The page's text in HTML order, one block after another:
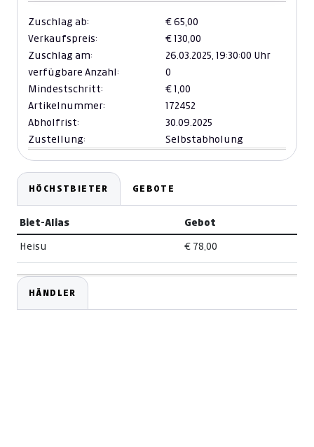
Zuschlag ab:
€ 65,00
Verkaufspreis:
€ 130,00
Zuschlag am:
26.03.2025, 19:30:00 Uhr
verfügbare Anzahl:
0
Mindestschritt:
€ 1,00
Artikelnummer:
172452
Abholfrist:
30.09.2025
Zustellung:
Selbstabholung
HÖCHSTBIETER GEBOTE
Biet-Alias Gebot
Heisu € 78,00
HÄNDLER